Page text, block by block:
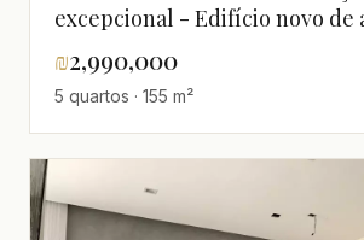
excepcional - Edifício novo de
₪2,990,000
5 quartos · 155 m²